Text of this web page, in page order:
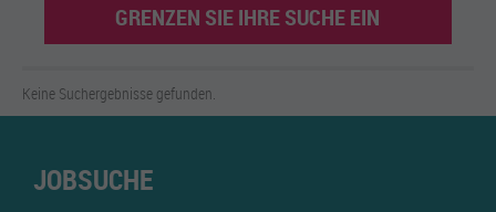
GRENZEN SIE IHRE SUCHE EIN
Keine Suchergebnisse gefunden.
JOBSUCHE